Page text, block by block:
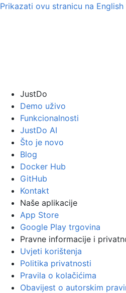
Prikazati ovu stranicu na English
JustDo
Demo uživo
Funkcionalnosti
JustDo AI
Što je novo
Blog
Docker Hub
GitHub
Kontakt
Naše aplikacije
App Store
Google Play trgovina
Pravne informacije i
Uvjeti korištenja
Politika privatnosti
Pravila o kolačićima
Obavijest o autorskim